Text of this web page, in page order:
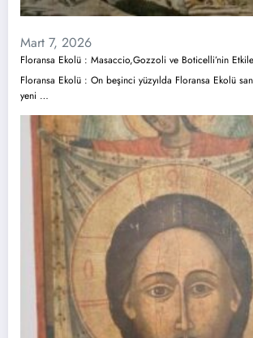
Mart 7, 2026
Floransa Ekolü : Masaccio,Gozzoli ve Boticelli’nin
Floransa Ekolü : On beşinci yüzyılda Floransa Ekolü
yeni …